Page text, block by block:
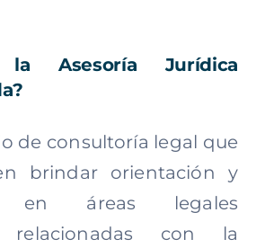
Asesoría Jurídica
de consultoría legal que
brindar orientación y
en áreas legales
relacionadas con la